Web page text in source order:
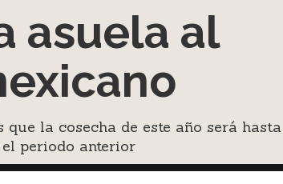
asuela al
que la cosecha de este año será hasta
periodo anterior